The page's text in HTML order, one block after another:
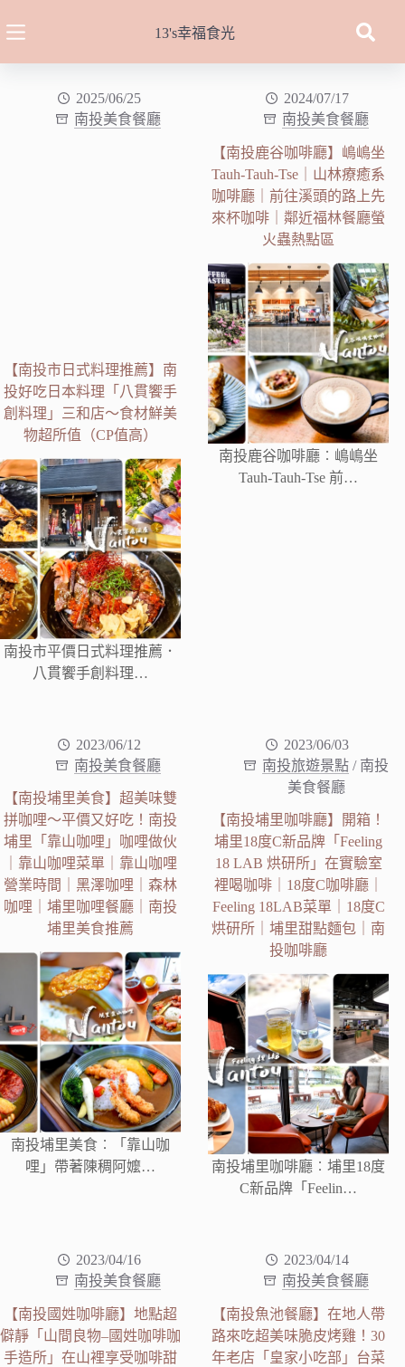
至
13's幸福食光
2025/06/25
南投美食餐廳
【南投市日式料理推薦】南
投好吃日本料理「八貫饗手
創料理」三和店～食材鮮美
物超所值（CP值高）
南投市平價日式料理推薦．
八貫饗手創料理…
2024/07/17
南投美食餐廳
【南投鹿谷咖啡廳】嶋嶋坐
Tauh-Tauh-Tse｜山林療癒系
咖啡廳｜前往溪頭的路上先
來杯咖啡｜鄰近福林餐廳螢
火蟲熱點區
南投鹿谷咖啡廳︰嶋嶋坐
Tauh-Tauh-Tse 前…
2023/06/12
南投美食餐廳
【南投埔里美食】超美味雙
拼咖哩～平價又好吃！南投
埔里「靠山咖哩」咖哩做伙
｜靠山咖哩菜單｜靠山咖哩
營業時間｜黑澤咖哩｜森林
咖哩｜埔里咖哩餐廳｜南投
埔里美食推薦
南投埔里美食︰「靠山咖
哩」帶著陳稠阿嬤…
2023/06/03
南投旅遊景點 / 南投
美食餐廳
【南投埔里咖啡廳】開箱！
埔里18度C新品牌「Feeling
18 LAB 烘研所」在實驗室
裡喝咖啡｜18度C咖啡廳｜
Feeling 18LAB菜單｜18度C
烘研所｜埔里甜點麵包｜南
投咖啡廳
南投埔里咖啡廳︰埔里18度
C新品牌「Feelin…
2023/04/16
南投美食餐廳
【南投國姓咖啡廳】地點超
僻靜「山間良物–國姓咖啡咖
手造所」在山裡享受咖啡甜
2023/04/14
南投美食餐廳
【南投魚池餐廳】在地人帶
路來吃超美味脆皮烤雞！30
年老店「皇家小吃部」台菜